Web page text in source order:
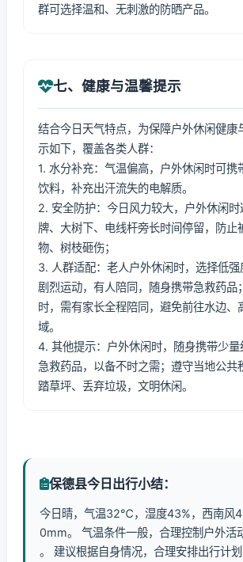
群可选择温和、无刺激的防晒产品。
七、健康与温馨提示
结合今日天气特点，为保障户外休闲健康
示如下，覆盖各类人群：
1. 水分补充：气温偏高，户外休闲时可携
饮料，补充出汗流失的电解质。
2. 安全防护：今日风力较大，户外休闲
牌、大树下、电线杆旁长时间停留，防止
物、树枝砸伤；
3. 人群适配：老人户外休闲时，选择低
剧烈运动，有人陪同，随身携带急救药品
时，需有家长全程陪同，避免前往水边、
域。
4. 其他提示：户外休闲时，随身携带少量
急救药品，以备不时之需；遵守当地公共
踏草坪、丢弃垃圾，文明休闲。
保德县今日出行小结：
今日晴，气温32℃，湿度43%，西南风
0mm。 气温条件一般，合理控制户外活
。 建议根据自身情况，合理安排出行计